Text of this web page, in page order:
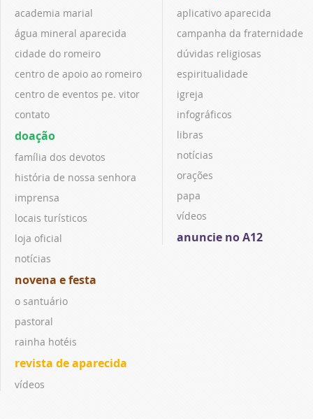
academia marial
água mineral aparecida
cidade do romeiro
centro de apoio ao romeiro
centro de eventos pe. vitor
contato
doação
família dos devotos
história de nossa senhora
imprensa
locais turísticos
loja oficial
notícias
novena e festa
o santuário
pastoral
rainha hotéis
revista de aparecida
vídeos
aplicativo aparecida
campanha da fraternidade
dúvidas religiosas
espiritualidade
igreja
infográficos
libras
notícias
orações
papa
vídeos
anuncie no A12